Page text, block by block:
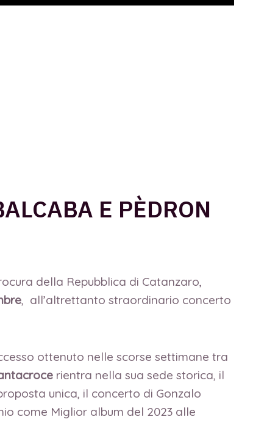
E PÈDRON
della Repubblica di Catanzaro,
, all’altrettanto straordinario concerto
ottenuto nelle scorse settimane tra
rientra nella sua sede storica, il
unica, il concerto di Gonzalo
come Miglior album del 2023 alle